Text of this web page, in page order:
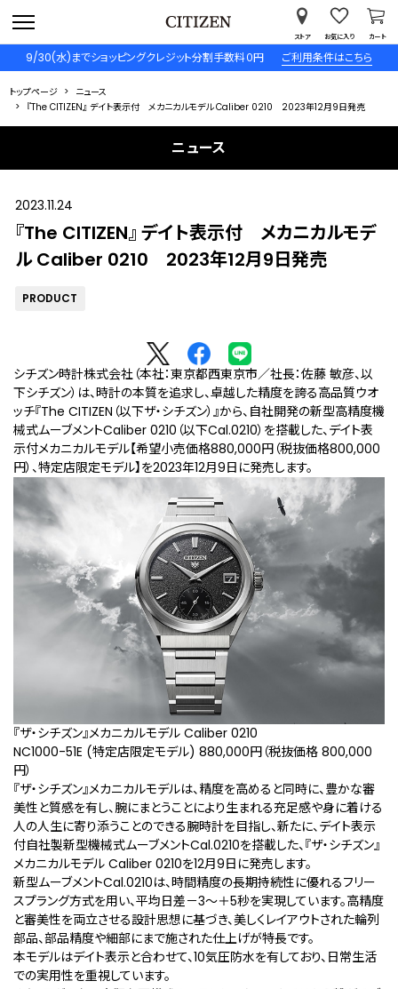
9/30(水)までショッピングクレジット分割手数料０円 ご利用条件はこちら
ストア お気に入り カート
トップページ
ニュース
『The CITIZEN』 デイト表示付 メカニカルモデル Caliber 0210 2023年12月9日発売
ニュース
2023.11.24
『The CITIZEN』 デイト表示付 メカニカルモデ
ル Caliber 0210 2023年12月9日発売
PRODUCT
シチズン時計株式会社（本社：東京都西東京市／社長：佐藤 敏彦、以
下シチズン）は、時計の本質を追求し、卓越した精度を誇る高品質ウオ
ッチ『The CITIZEN（以下ザ・シチズン）』から、自社開発の新型高精度機
械式ムーブメントCaliber 0210（以下Cal.0210）を搭載した、デイト表
示付メカニカルモデル【希望小売価格880,000円（税抜価格800,000
円）、特定店限定モデル】を2023年12月9日に発売します。
『ザ・シチズン』メカニカルモデル Caliber 0210
NC1000-51E (特定店限定モデル) 880,000円（税抜価格 800,000
円）
『ザ・シチズン』メカニカルモデルは、精度を高めると同時に、豊かな審
美性と質感を有し、腕にまとうことにより生まれる充足感や身に着ける
人の人生に寄り添うことのできる腕時計を目指し、新たに、デイト表示
付自社製新型機械式ムーブメントCal.0210を搭載した、『ザ・シチズン』
メカニカルモデル Caliber 0210を12月9日に発売します。
新型ムーブメントCal.0210は、時間精度の長期持続性に優れるフリー
スプラング方式を用い、平均日差－3～＋5秒を実現しています。高精度
と審美性を両立させる設計思想に基づき、美しくレイアウトされた輪列
部品、部品精度や細部にまで施された仕上げが特長です。
本モデルはデイト表示と合わせて、10気圧防水を有しており、日常生活
での実用性を重視しています。